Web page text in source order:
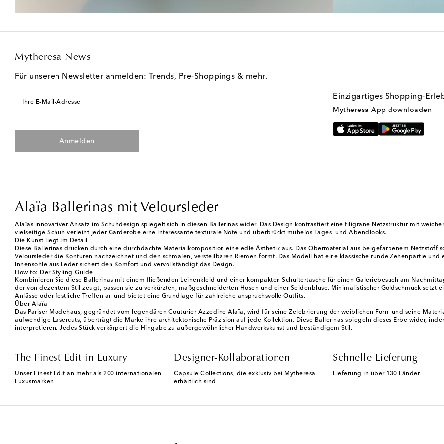
Mytheresa News
Für unseren Newsletter anmelden: Trends, Pre-Shoppings & mehr.
Ihre E-Mail-Adresse
Anmelden
Einzigartiges Shopping-
Mytheresa App downloaden
Alaïa Ballerinas mit Veloursleder
Alaïas innovativer Ansatz im Schuhdesign spiegelt sich in diesen Ballerinas wider. Das Design kontrastiert eine filigrane Netzstruktur mit
vielseitige Schuh verleiht jeder Garderobe eine interessante texturale Note und überbrückt mühelos Tages- und Abendlooks.
Die Kunst liegt im Detail
Diese Ballerinas drücken durch eine durchdachte Materialkomposition eine edle Ästhetik aus. Das Obermaterial aus beigefarbenem Netzstoff
Veloursleder die Konturen nachzeichnet und den schmalen, verstellbaren Riemen formt. Das Modell hat eine klassische runde Zehenpartie
Innensohle aus Leder sichert den Komfort und vervollständigt das Design.
How to: Der Styling-Guide
Kombinieren Sie diese Ballerinas mit einem fließenden Leinenkleid und einer kompakten Schultertasche für einen Galeriebesuch am
der von dezentem Stil zeugt, passen sie zu verkürzten, maßgeschneiderten Hosen und einer Seidenbluse. Minimalistischer Goldschmuck setzt
Anlässe oder festliche Treffen an und bietet eine Grundlage für zahlreiche anspruchsvolle Outfits.
Über Alaïa
Das Pariser Modehaus, gegründet vom legendären Couturier Azzedine Alaïa, wird für seine Zelebrierung der weiblichen Form und seine
aufwendige Lasercuts, überträgt die Marke ihre architektonische Präzision auf jede Kollektion. Diese Ballerinas spiegeln dieses Erbe wider,
interpretieren. Jedes Stück verkörpert die Hingabe zu außergewöhnlicher Handwerkskunst und beständigem Stil.
The Finest Edit in Luxury
Unser Finest Edit an mehr als 200 internationalen
Luxusmarken
Designer-Kollaborationen
Capsule Collections, die exklusiv bei Mytheresa
erhältlich sind
Schnelle Lieferung
Lieferung in über 130 Länder